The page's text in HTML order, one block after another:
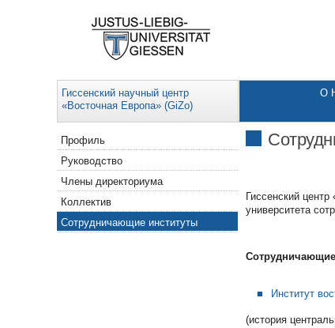
Гиссенский научный центр
«Восточная Европа» (GiZo)
О
Гиссенский
университета
Институт
(история
Navigation
Профиль
Руководство
Члены директориума
Коллектив
Сотрудничающие институты